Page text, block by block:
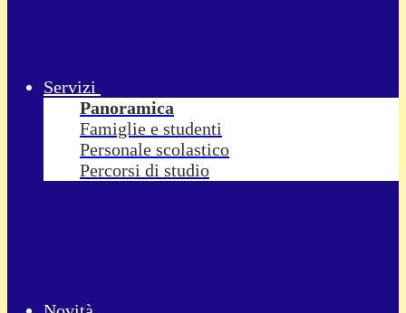
Servizi
Panoramica
Famiglie e studenti
Personale scolastico
Percorsi di studio